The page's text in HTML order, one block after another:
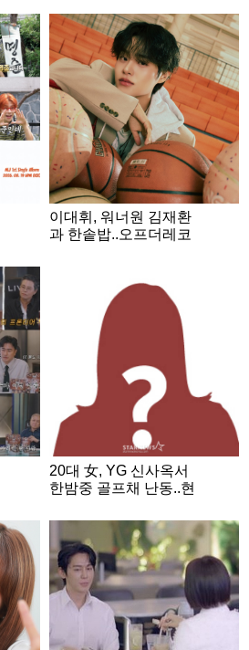
[미우새]
이대휘, 워너원 김재환
과 한솥밥..오프더레코
20대 女, YG 신사옥서
한밤중 골프채 난동..현